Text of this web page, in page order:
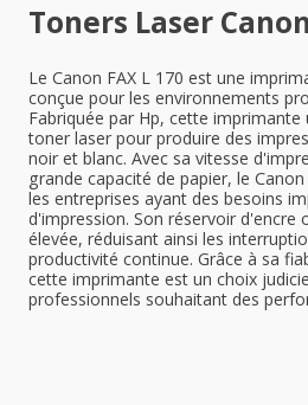
Toners Laser
Le Canon FAX L 170 est une
conçue pour les environnements
Fabriquée par Hp, cette
toner laser pour produire des
noir et blanc. Avec sa vitesse
grande capacité de papier, le
les entreprises ayant des besoins
d'impression. Son réservoir d'encre
élevée, réduisant ainsi les
productivité continue. Grâce à sa
cette imprimante est un choix
professionnels souhaitant des